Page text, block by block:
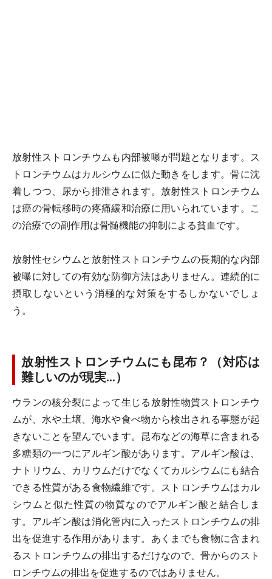
放射性ストロンチウムも内部被曝が問題となります。ス
トロンチウムはカルシウムに似た動きをします。骨に沈
着しつつ、尿から排泄されます。放射性ストロンチウム
は癌の骨転移時の疼痛緩和治療に用いられています。こ
の治療での副作用は骨髄機能の抑制による貧血です。
放射性セシウムと放射性ストロンチウムの長期的な内部
被曝に対しての有効な防御方法はありません。連続的に
摂取しないという消極的な対策をするしかないでしょ
う。
放射性ストロンチウムにも昆布？（対応は
難しいのが現実…）
ウランの核分裂によって生じる放射性物質ストロンチウ
ムが、水や土壌、海水や食べ物から検出される事態が起
きないことを望んでいます。昆布などの海草に含まれる
多糖類の一つにアルギン酸があります。アルギン酸は、
ナトリウム、カリウムだけでなくてカルシウムにも結合
できる性質がある食物繊維です。ストロンチウムはカル
シウムと似た性質の物質なのでアルギン酸と結合しま
す。アルギン酸は消化管内に入ったストロンチウムの排
出を促進する作用があります。あくまでも食物に含まれ
るストロンチウムの排出するだけなので、骨からのスト
ロンチウムの排出を促進するのではありません。